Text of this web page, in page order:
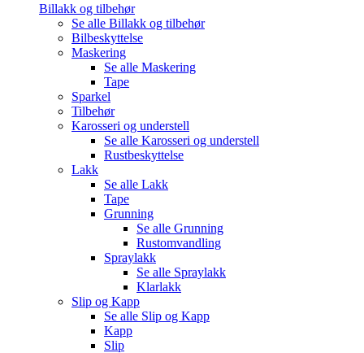
Billakk og tilbehør
Se alle Billakk og tilbehør
Bilbeskyttelse
Maskering
Se alle Maskering
Tape
Sparkel
Tilbehør
Karosseri og understell
Se alle Karosseri og understell
Rustbeskyttelse
Lakk
Se alle Lakk
Tape
Grunning
Se alle Grunning
Rustomvandling
Spraylakk
Se alle Spraylakk
Klarlakk
Slip og Kapp
Se alle Slip og Kapp
Kapp
Slip